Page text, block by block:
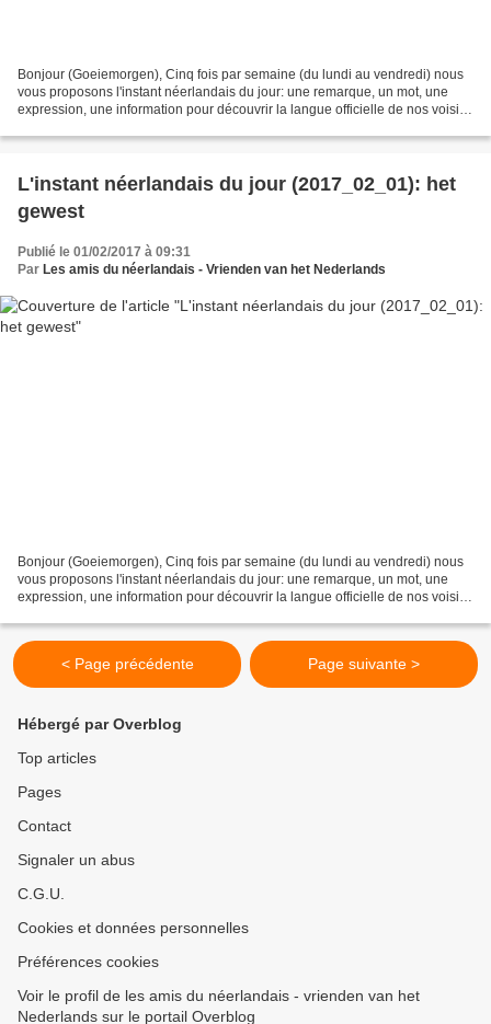
Bonjour (Goeiemorgen), Cinq fois par semaine (du lundi au vendredi) nous
vous proposons l'instant néerlandais du jour: une remarque, un mot, une
expression, une information pour découvrir la langue officielle de nos voisins
L'instant néerlandais du jour (2017_02_01): het
gewest
Publié le 01/02/2017 à 09:31
Par Les amis du néerlandais - Vrienden van het Nederlands
Bonjour (Goeiemorgen), Cinq fois par semaine (du lundi au vendredi) nous
vous proposons l'instant néerlandais du jour: une remarque, un mot, une
expression, une information pour découvrir la langue officielle de nos voisins
< Page précédente Page suivante >
Hébergé par Overblog
Top articles
Pages
Contact
Signaler un abus
C.G.U.
Cookies et données personnelles
Préférences cookies
Voir le profil de les amis du néerlandais - vrienden van het
Nederlands sur le portail Overblog